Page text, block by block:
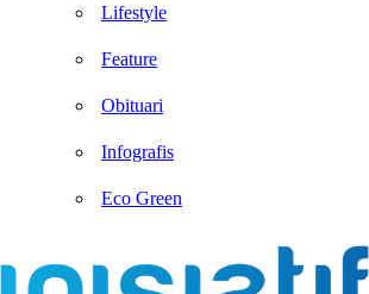
Lifestyle
Feature
Obituari
Infografis
Eco Green